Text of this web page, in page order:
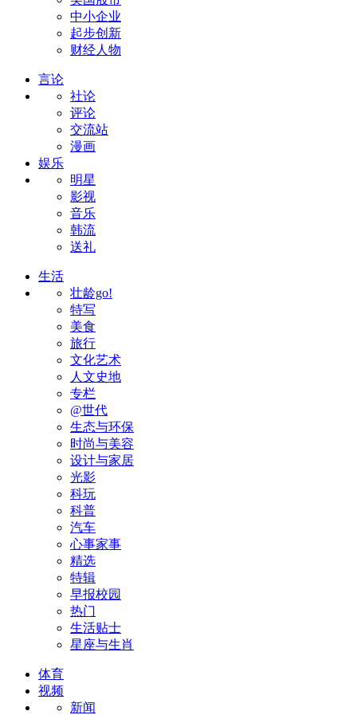
中小企业
起步创新
财经人物
言论
社论
评论
交流站
漫画
娱乐
明星
影视
音乐
韩流
送礼
生活
壮龄go!
特写
美食
旅行
文化艺术
人文史地
专栏
@世代
生态与环保
时尚与美容
设计与家居
光影
科玩
科普
汽车
心事家事
精选
特辑
早报校园
热门
生活贴士
星座与生肖
体育
视频
新闻